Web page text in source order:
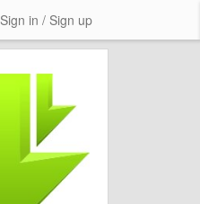
Sign in / Sign up